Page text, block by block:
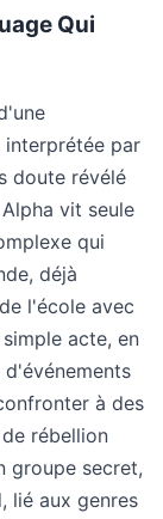
Qui
interprétée par
doute révélé
vit seule
qui
déjà
l'école avec
acte, en
à des
rébellion
groupe secret,
lié aux genres